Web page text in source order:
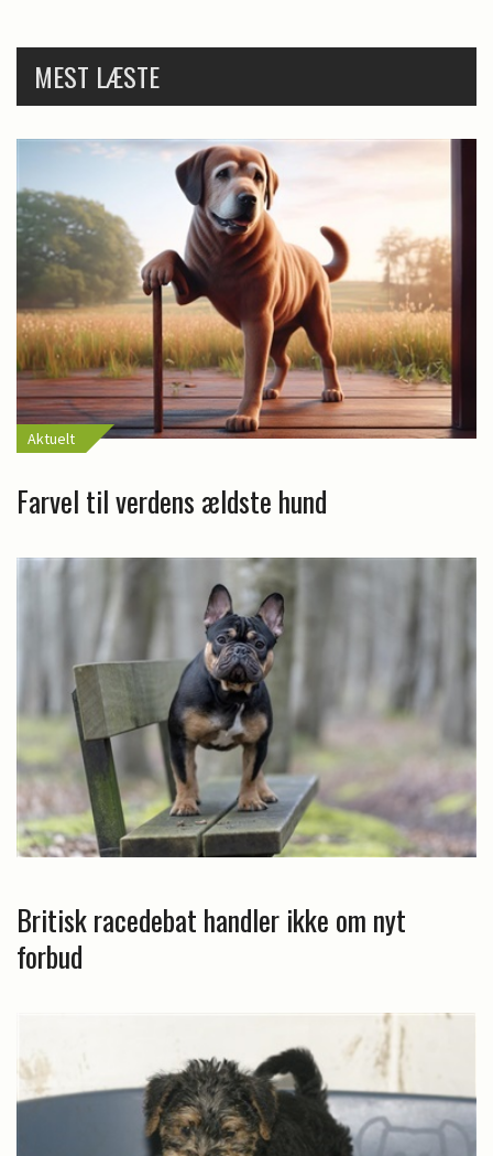
MEST LÆSTE
Aktuelt
Farvel til verdens ældste hund
Britisk racedebat handler ikke om nyt
forbud